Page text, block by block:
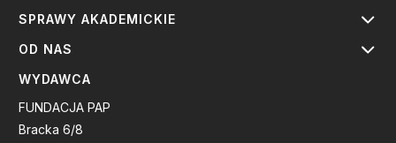
SPRAWY AKADEMICKIE
OD NAS
WYDAWCA
FUNDACJA PAP
Bracka 6/8